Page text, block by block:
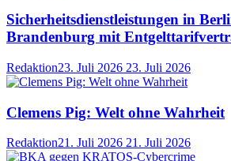
Sicherheitsdienstleistungen in
Brandenburg mit
Redaktion23. Juli 2026 23. Juli 2026
Clemens Pig: Welt ohne Wahrheit
Redaktion21. Juli 2026 21. Juli 2026